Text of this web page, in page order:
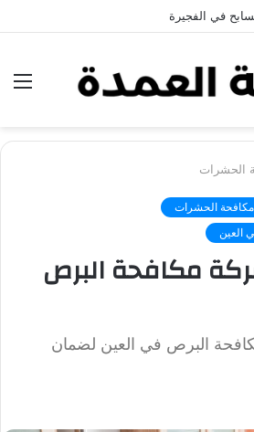
الرخام في العين
الحشرات
الحشرات
العين
مكافحة البرص
البرص في العين لضمان